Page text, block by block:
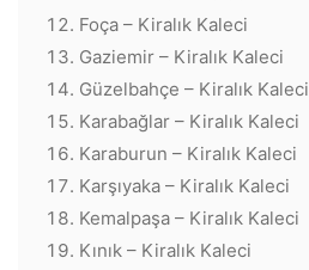
Foça – Kiralık Kaleci
Gaziemir – Kiralık Kaleci
Güzelbahçe – Kiralık Kaleci
Karabağlar – Kiralık Kaleci
Karaburun – Kiralık Kaleci
Karşıyaka – Kiralık Kaleci
Kemalpaşa – Kiralık Kaleci
Kınık – Kiralık Kaleci